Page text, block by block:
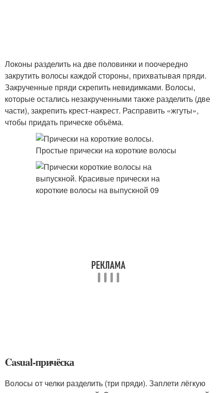
Локоны разделить на две половинки и поочередно
закрутить волосы каждой стороны, прихватывая пряди.
Закрученные пряди скрепить невидимками. Волосы,
которые остались незакрученными также разделить (две
части), закрепить крест-накрест. Расправить «жгуты»,
чтобы придать прическе объёма.
Casual-причёска
Волосы от челки разделить (три пряди). Заплети лёгкую